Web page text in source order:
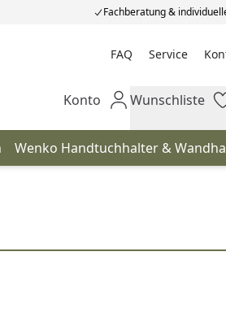
Fachberatung &
FAQ Service
Mein Konto
Konto Wunschliste
Wunschliste
Wenko Handtuchhalter &